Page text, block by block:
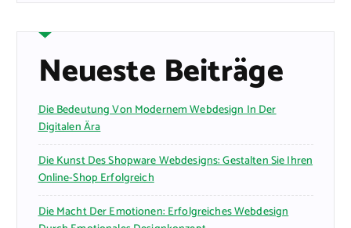
Neueste Beiträge
Die Bedeutung Von Modernem Webdesign In Der
Digitalen Ära
Die Kunst Des Shopware Webdesigns: Gestalten Sie Ihren
Online-Shop Erfolgreich
Die Macht Der Emotionen: Erfolgreiches Webdesign